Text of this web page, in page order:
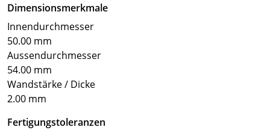
Dimensionsmerkmale
Innendurchmesser
50.00 mm
Aussendurchmesser
54.00 mm
Wandstärke / Dicke
2.00 mm
Fertigungstoleranzen